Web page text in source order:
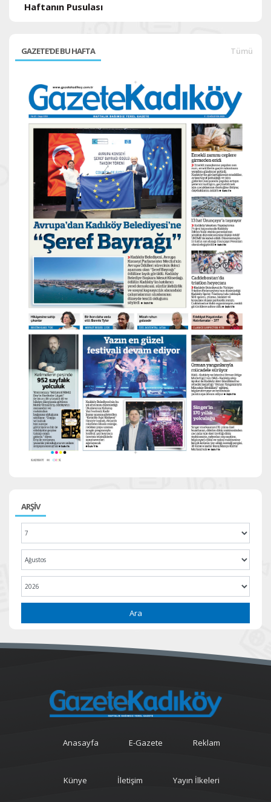
Haftanın Pusulası
GAZETE'DE BU HAFTA Tümü
ARŞİV
Ara
Anasayfa E-Gazete Reklam
Künye İletişim Yayın İlkeleri